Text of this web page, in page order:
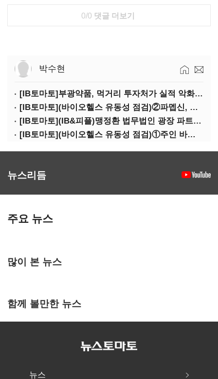
0/0 댓글 더보기
박수현
[IB토마토]부광약품, 먹거리 투자처가 실적 악화 '부메랑'?
[IB토마토](바이오헬스 유동성 점검)②파멥신, 자금조달 위기에…임상 완주 '물음표'
[IB토마토](IB&피플)맹정환 법무법인 광장 파트너 변호사
[IB토마토](바이오헬스 유동성 점검)①주인 바뀐 네오펙트…경영정상화 가능할까
뉴스리듬
주요 뉴스
많이 본 뉴스
함께 볼만한 뉴스
뉴스